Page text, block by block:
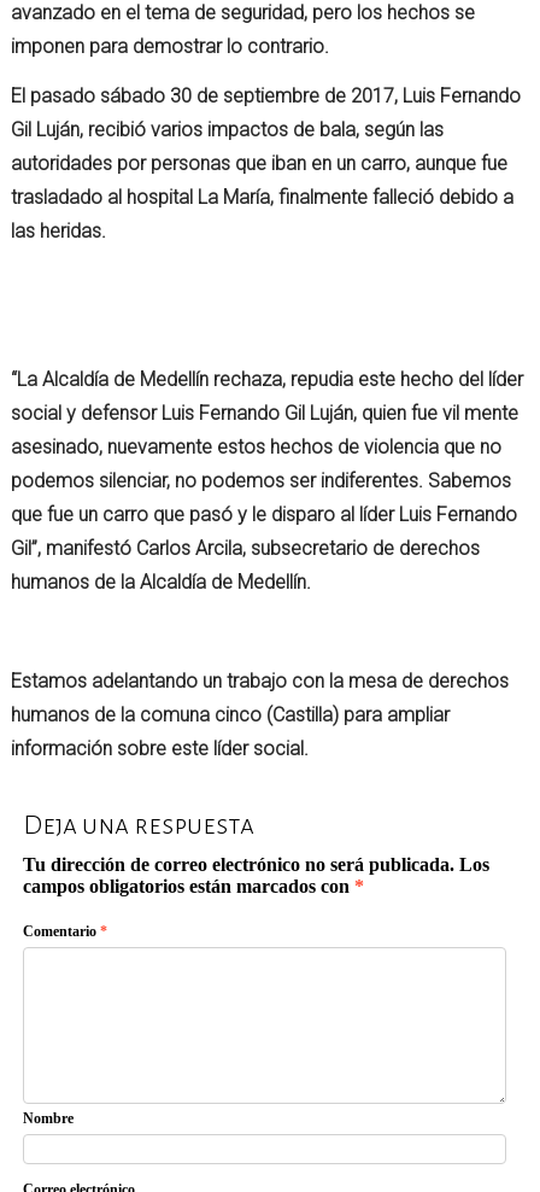
avanzado en el tema de seguridad, pero los hechos se
imponen para demostrar lo contrario.
El pasado sábado 30 de septiembre de 2017, Luis Fernando
Gil Luján, recibió varios impactos de bala, según las
autoridades por personas que iban en un carro, aunque fue
trasladado al hospital La María, finalmente falleció debido a
las heridas.
“La Alcaldía de Medellín rechaza, repudia este hecho del líder
social y defensor Luis Fernando Gil Luján, quien fue vil mente
asesinado, nuevamente estos hechos de violencia que no
podemos silenciar, no podemos ser indiferentes. Sabemos
que fue un carro que pasó y le disparo al líder Luis Fernando
Gil”, manifestó Carlos Arcila, subsecretario de derechos
humanos de la Alcaldía de Medellín.
Estamos adelantando un trabajo con la mesa de derechos
humanos de la comuna cinco (Castilla) para ampliar
información sobre este líder social.
Deja una respuesta
Tu dirección de correo electrónico no será publicada. Los
campos obligatorios están marcados con *
Comentario*
Nombre